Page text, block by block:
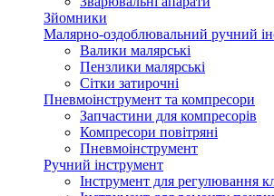
Зйомники
Малярно-оздоблювальний ручний
Валики малярські
Пензлики малярські
Сітки затирочні
Пневмоінструмент та компресори
Запчастини для компресорів
Компресори повітряні
Пневмоінструмент
Ручний інструмент
Інструмент для регулювання